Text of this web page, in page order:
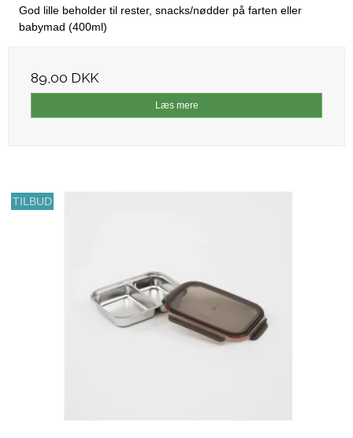
God lille beholder til rester, snacks/nødder på farten eller
babymad (400ml)
89,00 DKK
Læs mere
TILBUD